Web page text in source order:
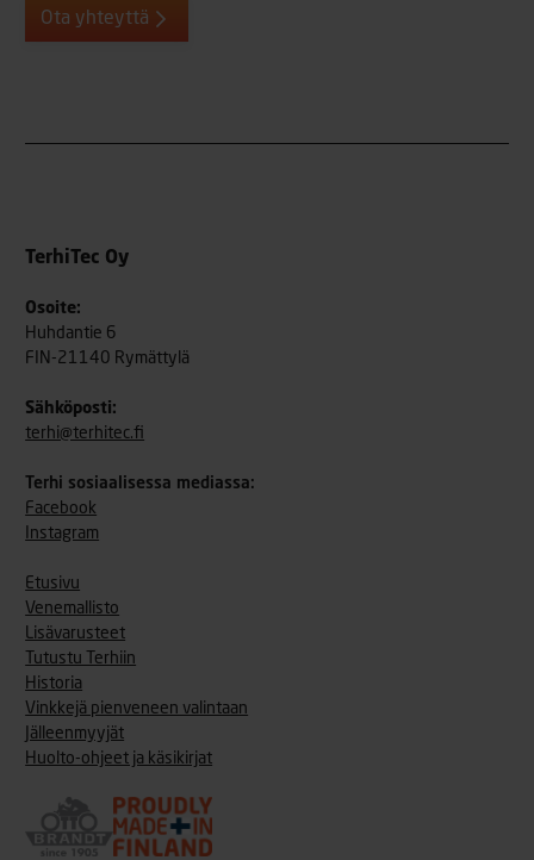
Ota yhteyttä
TerhiTec Oy
Osoite:
Huhdantie 6
FIN-21140 Rymättylä
Sähköposti:
terhi@terhitec.fi
Terhi sosiaalisessa mediassa:
Facebook
Instagram
Etusivu
Venemallisto
Lisävarusteet
Tutustu Terhiin
Historia
Vinkkejä pienveneen valintaan
Jälleenmyyjät
Huolto-ohjeet ja käsikirjat